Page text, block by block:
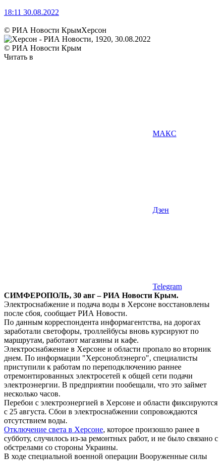
18:11 30.08.2022
© РИА Новости КрымХерсон
© РИА Новости Крым
Читать в
МАКС
Дзен
Telegram
СИМФЕРОПОЛЬ, 30 авг – РИА Новости Крым.
Электроснабжение и подача воды в Херсоне восстановлены
после сбоя, сообщает РИА Новости.
По данным корреспондента информагентства, на дорогах
заработали светофоры, троллейбусы вновь курсируют по
маршрутам, работают магазины и кафе.
Электроснабжение в Херсоне и области пропало во вторник
днем. По информации "Херсоноблэнерго", специалисты
приступили к работам по переподключению раннее
отремонтированных электросетей к общей сети подачи
электроэнергии. В предприятии пообещали, что это займет
несколько часов.
Перебои с электроэнергией в Херсоне и области фиксируются
с 25 августа. Сбои в электроснабжении сопровождаются
отсутствием воды.
Отключение света в Херсоне, которое произошло ранее в
субботу, случилось из-за ремонтных работ, и не было связано с
обстрелами со стороны Украины.
В ходе специальной военной операции Вооруженные силы